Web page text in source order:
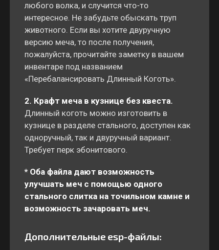
любого волка, и случится что-то
интересное. Не забудьте обыскать труп
животного. Если вы хотите двуручную
версию меча, то после получения,
пожалуйста, прочитайте заметку в вашем
инвентаре под названием
«Перебалансировать Длинный Коготь».
2. Крафт меча в кузнице без квеста.
Длинный коготь можно изготовить в
кузнице в разделе стального, доступен как
одноручный, так и двуручный вариант.
Требует перк эбонитового.
* Оба файла дают возможность
улучшать меч с помощью одного
стального слитка на точильном камне и
возможность зачаровать меч.
Дополнительные esp-файлы: